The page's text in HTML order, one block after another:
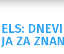
DNEVI
ZA